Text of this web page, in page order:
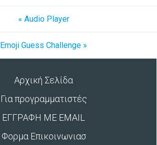
« Audio Player
Emoji Guess Challenge »
Αρχική Σελίδα
Για προγραμματιστές
ΕΓΓΡΑΦΗ ΜΕ EMAIL
Φορμα Επικοινωνιασ